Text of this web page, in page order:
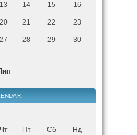
13 14 15 16
20 21 22 23
27 28 29 30
Чт Пт Сб Нд